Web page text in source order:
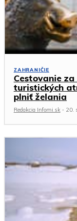
ZAHRANIČIE
Cestovanie
turistických
plniť želania
Redakcia Infomi.sk - 20.